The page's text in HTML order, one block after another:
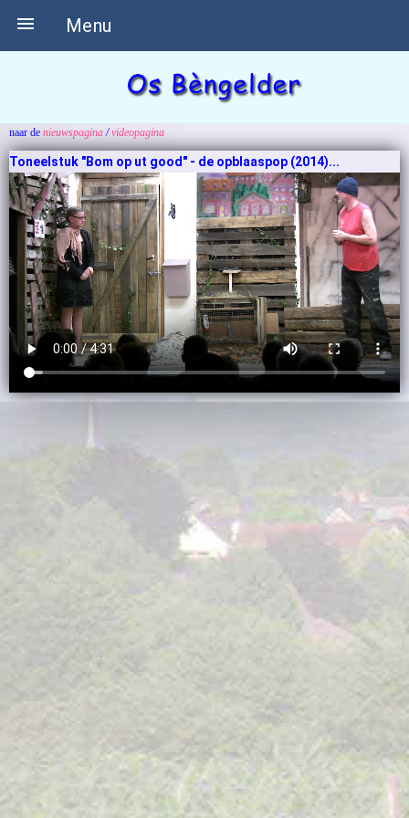
Menu

naar de nieuwspagina/videopagina
Toneelstuk "Bom op ut good" - de opblaaspop (2014)...